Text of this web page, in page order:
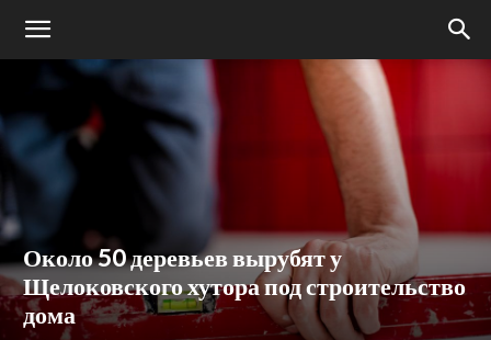
Около 50 деревьев вырубят у
Щелоковского хутора под строительство
дома